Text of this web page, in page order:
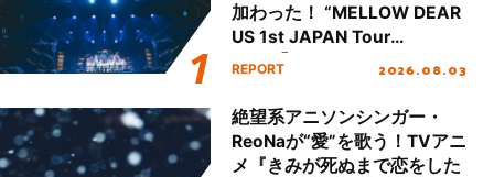
加わった！ “MELLOW DEAR
US 1st JAPAN Tour
Final「NICE to meet YOU
ート!!
REPORT 2026.08.03
絶望系アニソンシンガー・
ReoNaが“愛”を歌う！TVアニ
メ『きみが死ぬまで恋をした